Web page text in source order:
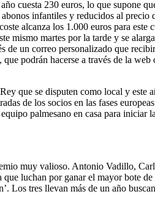
cuesta 230 euros, lo que supone
infantiles y reducidos al
alcanza los 1.000 euros para este
martes por la tarde y se
un correo personalizado que
podrán hacerse a través de la
que se disputen como local y este
de los socios en las fases
palmesano en casa para iniciar
muy valioso. Antonio Vadillo,
luchan por ganar el mayor bote
Los tres llevan más de un año